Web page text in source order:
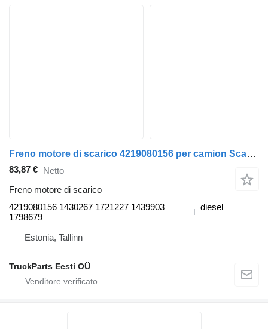
Freno motore di scarico 4219080156 per camion Scania P,G,R,T-series (2004-2017)
83,87 € Netto
Freno motore di scarico
4219080156 1430267 1721227 1439903
1798679
diesel
Estonia, Tallinn
TruckParts Eesti OÜ